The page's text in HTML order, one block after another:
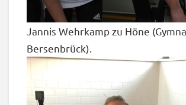
Jannis Wehrkamp zu Höne
Bersenbrück).